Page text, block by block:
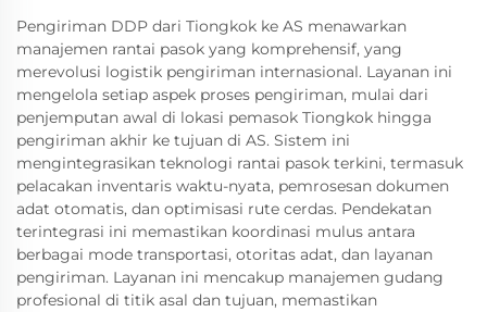
Pengiriman DDP dari Tiongkok ke AS menawarkan
manajemen rantai pasok yang komprehensif, yang
merevolusi logistik pengiriman internasional. Layanan ini
mengelola setiap aspek proses pengiriman, mulai dari
penjemputan awal di lokasi pemasok Tiongkok hingga
pengiriman akhir ke tujuan di AS. Sistem ini
mengintegrasikan teknologi rantai pasok terkini, termasuk
pelacakan inventaris waktu-nyata, pemrosesan dokumen
adat otomatis, dan optimisasi rute cerdas. Pendekatan
terintegrasi ini memastikan koordinasi mulus antara
berbagai mode transportasi, otoritas adat, dan layanan
pengiriman. Layanan ini mencakup manajemen gudang
profesional di titik asal dan tujuan, memastikan